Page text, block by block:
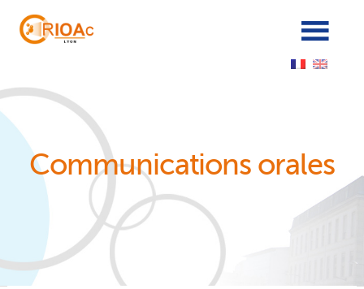
Communications orales
Panneau de gestion des cookies